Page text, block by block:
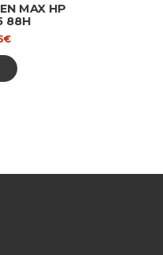
MAX HP
88H
€Current
is:
65€.